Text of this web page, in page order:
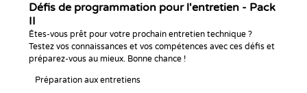
Défis de programmation pour l'entretien - Pack
II
Êtes-vous prêt pour votre prochain entretien technique ?
Testez vos connaissances et vos compétences avec ces défis et
préparez-vous au mieux. Bonne chance !
Préparation aux entretiens